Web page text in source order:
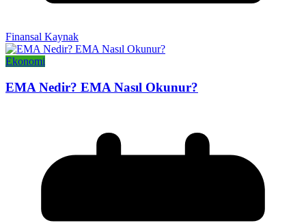
Finansal Kaynak
Ekonomi
EMA Nedir? EMA Nasıl Okunur?